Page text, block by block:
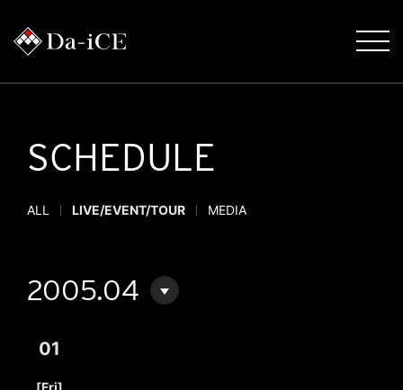
SCHEDULE
ALL LIVE/EVENT/TOUR MEDIA
2005.04
01
[Fri]